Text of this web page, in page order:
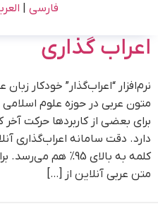
فارسی
اعراب گذاری
متون عربی در حوزه علوم اسلامی
برای بعضی از کاربردها حرکت
دارد. دقت سامانه اعراب‌گذاری
کلمه به بالای 95%
متن عربی آنلاین از […]